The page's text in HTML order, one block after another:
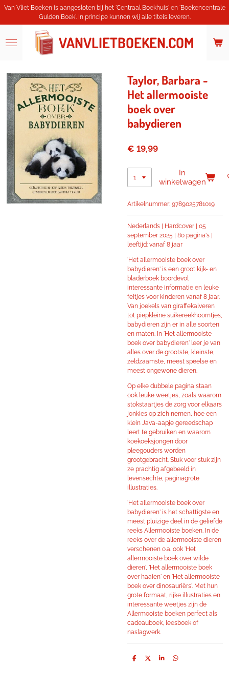
Ga
hoofdinhoud
VANVLIETBOEKEN.COM
Van Vliet Boeken is aangesloten bij het 'Centraal Boekhuis' en 'Boekencentrale
Gulden Boek'. In principe kunnen wij alle titels leveren.
Taylor, Barbara -
Het allermooiste
boek over
babydieren
€ 19,99
In
winkelwagen
Artikelnummer: 9789025781019
Nederlands | Hardcover | 05
september 2025 | 80 pagina's |
leeftijd: vanaf 8 jaar
'Het allermooiste boek over
babydieren' is een groot kijk- en
bladerboek boordevol
interessante informatie en leuke
feitjes voor kinderen vanaf 8 jaar.
Van joekels van giraffekalveren
tot piepkleine suikereekhoorntjes,
babydieren zijn er in alle soorten
en maten. In 'Het allermooiste
boek over babydieren' leer je van
alles over de grootste, kleinste,
zeldzaamste, meest speelse en
meest ongewone dieren.
Op elke dubbele pagina staan
ook leuke weetjes, zoals waarom
stokstaartjes de zorg voor elkaars
jonkies op zich nemen, hoe een
klein Java-aapje gereedschap
leert te gebruiken en waarom
koekoeksjongen door
pleegouders worden
grootgebracht. Stuk voor stuk zijn
ze prachtig afgebeeld in
levensechte, paginagrote
illustraties.
'Het allermooiste boek over
babydieren' is het schattigste en
meest pluizige deel in de geliefde
reeks Allermooiste boeken. In de
reeks over de allermooiste dieren
verschenen o.a. ook 'Het
allermooiste boek over wilde
dieren', 'Het allermooiste boek
over haaien' en 'Het allermooiste
boek over dinosauriërs'. Met hun
grote formaat, rijke illustraties en
interessante weetjes zijn de
Allermooiste boeken perfect als
cadeauboek, leesboek of
naslagwerk.
D
D
S
D